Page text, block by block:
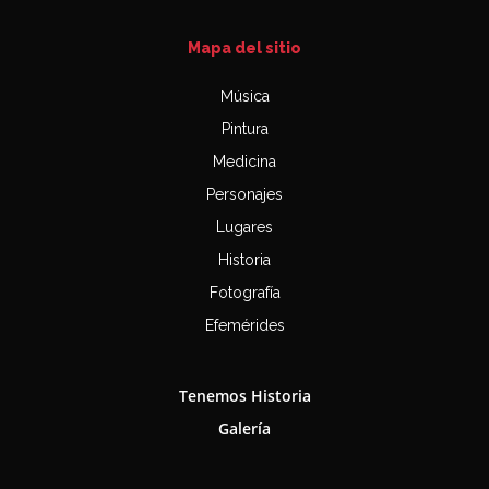
Mapa del sitio
Música
Pintura
Medicina
Personajes
Lugares
Historia
Fotografía
Efemérides
Tenemos Historia
Galería